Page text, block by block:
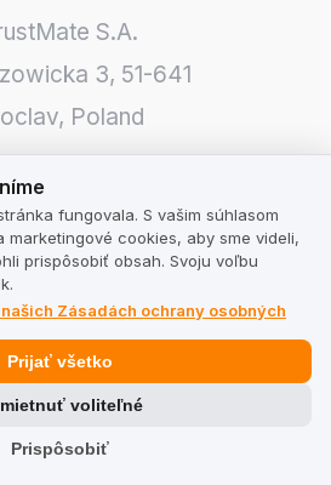
S.A.
3, 51-641
, Poland
fungovala. S vašim súhlasom
marketingové cookies, aby sme videli,
prispôsobiť obsah. Svoju voľbu
Zásadách ochrany osobných
Prispôsobiť
voliteľné
Prijať všetko